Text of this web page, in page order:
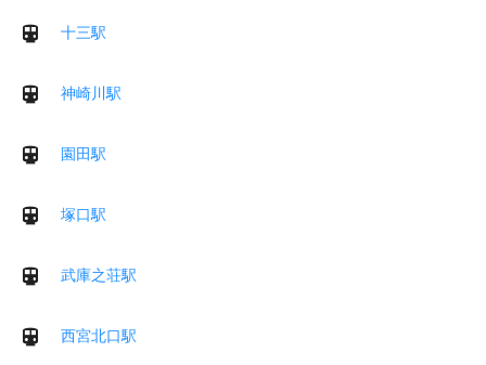
十三駅
神崎川駅
園田駅
塚口駅
武庫之荘駅
西宮北口駅